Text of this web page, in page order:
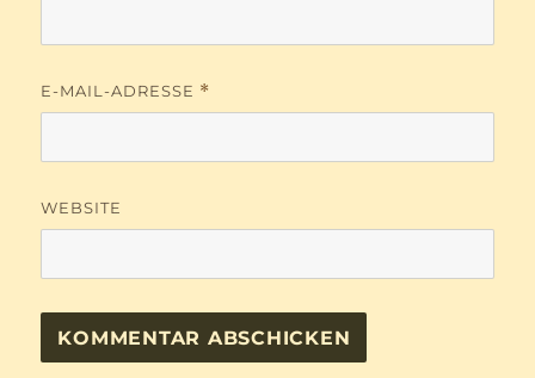
E-MAIL-ADRESSE *
WEBSITE